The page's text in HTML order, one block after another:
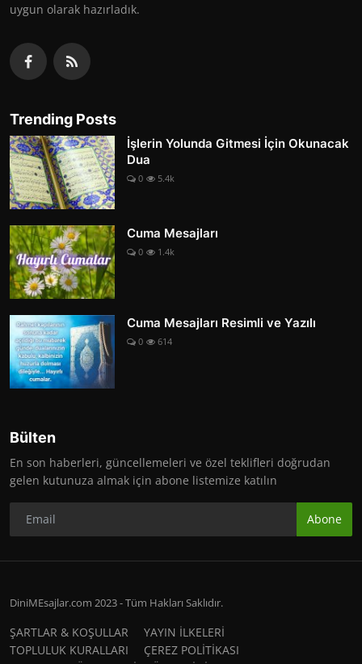
uygun olarak hazırladık.
Trending Posts
İşlerin Yolunda Gitmesi İçin Okunacak
Dua
0 5.4k
Cuma Mesajları
0 1.4k
Cuma Mesajları Resimli ve Yazılı
0 614
Bülten
En son haberleri, güncellemeleri ve özel teklifleri doğrudan
gelen kutunuza almak için abone listemize katılın
Abone
DiniMEsajlar.com 2023 - Tüm Hakları Saklıdır.
ŞARTLAR & KOŞULLAR
YAYIN İLKELERİ
TOPLULUK KURALLARI
ÇEREZ POLİTİKASI